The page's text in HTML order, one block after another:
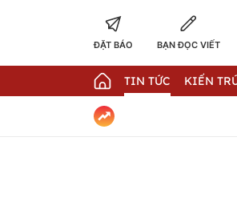
ĐẶT BÁO BẠN ĐỌC VIẾT
TIN TỨC KIẾN